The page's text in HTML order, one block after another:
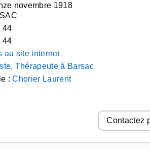
novembre 1918
44
44
au site internet
Thérapeute à Barsac
:Chorier Laurent
Contactez